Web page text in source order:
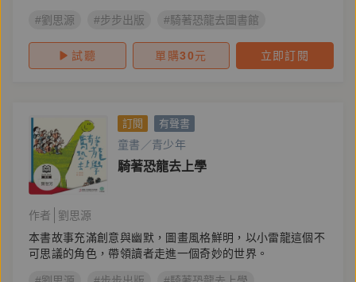
#劉思源 #步步出版 #騎著恐龍去圖書館
試聽 單購30元 立即訂閱
訂閱 有聲書
童書／青少年
騎著恐龍去上學
作者
劉思源
本書故事充滿創意與幽默，圖畫風格鮮明，以小雷龍這個不
可思議的角色，帶領讀者走進一個奇妙的世界。